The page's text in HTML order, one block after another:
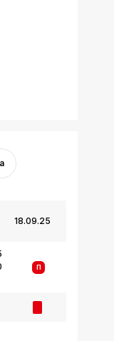
18.09.25
П